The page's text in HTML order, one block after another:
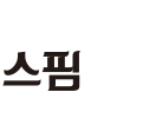
까지 최대 3.5m
정부, 비상대응기